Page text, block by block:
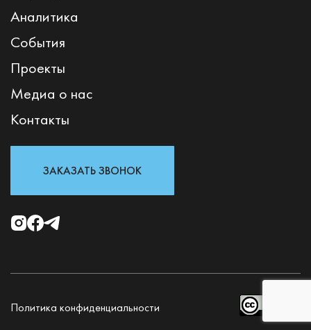
Аналитика
События
Проекты
Медиа о нас
Контакты
ЗАКАЗАТЬ ЗВОНОК
Политика конфиденциальности